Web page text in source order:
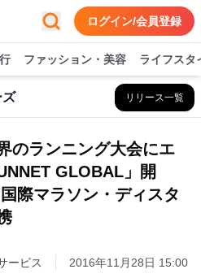
ログイン/会員登録
ファッション・美容 ライフスタ
ズ リリース一覧
のランニング大会にエ
GLOBAL」開
際マラソン・ディスタ
ービス 2016年11月28日 15:00